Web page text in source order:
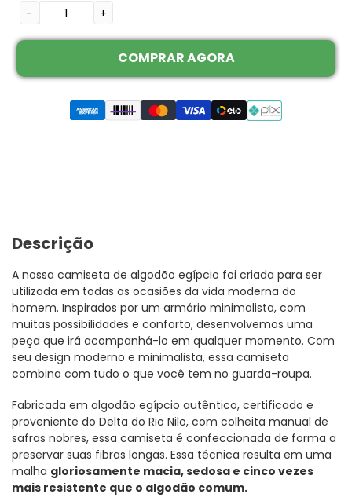
- +
COMPRAR AGORA
Descrição
A nossa camiseta de algodão egípcio foi criada para ser
utilizada em todas as ocasiões da vida moderna do
homem. Inspirados por um armário minimalista, com
muitas possibilidades e conforto, desenvolvemos uma
peça que irá acompanhá-lo em qualquer momento. Com
seu design moderno e minimalista, essa camiseta
combina com tudo o que você tem no guarda-roupa.
Fabricada em algodão egípcio autêntico, certificado e
proveniente do Delta do Rio Nilo, com colheita manual de
safras nobres, essa camiseta é confeccionada de forma a
preservar suas fibras longas. Essa técnica resulta em uma
malha gloriosamente macia, sedosa e cinco vezes
mais resistente que o algodão comum.